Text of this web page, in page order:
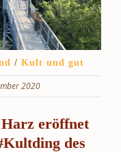
/ Kult und gut
2020
eröffnet
des